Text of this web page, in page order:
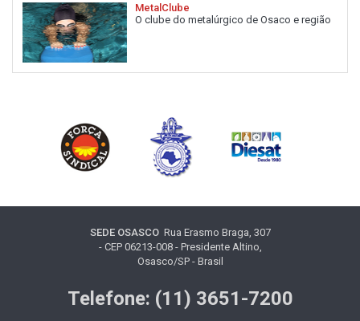
MetalClube
O clube do metalúrgico de Osaco e região
SEDE OSASCORua Erasmo Braga, 307
- CEP 06213-008 - Presidente Altino,
Osasco/SP - Brasil
Telefone: (11) 3651-7200